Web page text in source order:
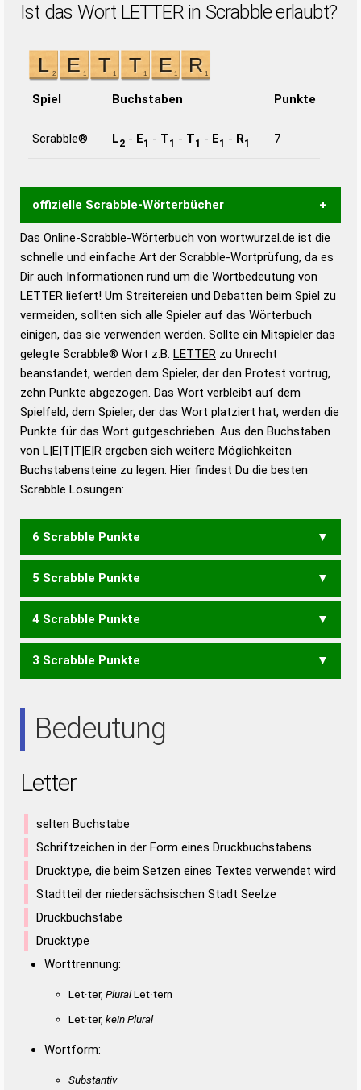
Ist das Wort LETTER in Scrabble erlaubt?
Spiel Buchstaben Punkte
Scrabble® L2 - E1 - T1 - T1 - E1 - R1 7
offizielle Scrabble-Wörterbücher
Wortwurzel liefert mit Hilfe eines semantischen
Wortanalyse-Algorithmus gute Anhaltspunkte zu
Wortbedeutung, Worttrennung und Wortform, um die
Gültigkeit eines Wortes für das Scrabble-Spiel zu
bestimmen!
zugelassene Turnier Scrabble-
Wörterbücher sind:
Duden – Standardwerk in 12 Bänden
Duden – Richtiges und gutes
Deutsch
Duden – Die deutsche Grammatik
Duden – Deutsches
Das Online-Scrabble-Wörterbuch von wortwurzel.de ist die
schnelle und einfache Art der Scrabble-Wortprüfung, da es
Dir auch Informationen rund um die Wortbedeutung von
LETTER liefert! Um Streitereien und Debatten beim Spiel zu
vermeiden, sollten sich alle Spieler auf das Wörterbuch
einigen, das sie verwenden werden. Sollte ein Mitspieler das
gelegte Scrabble® Wort z.B. LETTER zu Unrecht
beanstandet, werden dem Spieler, der den Protest vortrug,
zehn Punkte abgezogen. Das Wort verbleibt auf dem
Spielfeld, dem Spieler, der das Wort platziert hat, werden die
Punkte für das Wort gutgeschrieben. Aus den Buchstaben
von L|E|T|T|E|R ergeben sich weitere Möglichkeiten
Buchstabensteine zu legen. Hier findest Du die besten
Scrabble Lösungen:
6 Scrabble Punkte
ELTER LEERT
5 Scrabble Punkte
ERLE LEER TELE RETTE
4 Scrabble Punkte
LEE RTL REET RETT
3 Scrabble Punkte
Bedeutung
Letter
selten Buchstabe
Schriftzeichen in der Form eines Druckbuchstabens
Drucktype, die beim Setzen eines Textes verwendet wird
Stadtteil der niedersächsischen Stadt Seelze
Druckbuchstabe
Drucktype
Worttrennung:
Let·ter, PluralLet·tern
Let·ter, kein Plural
Wortform:
Substantiv